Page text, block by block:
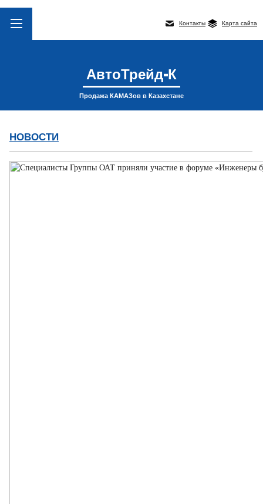
Контакты Карта сайта
АвтоТрейд-К
Продажа КАМАЗов в Казахстане
НОВОСТИ